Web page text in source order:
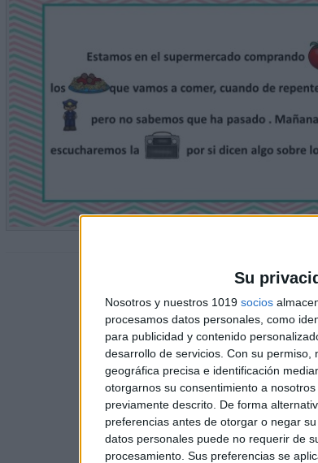
Su
Nosotros y nuestros 1019 socios
procesamos datos personales, como
para publicidad y contenido
desarrollo de servicios. Con su permiso,
geográfica precisa e identificación
otorgarnos su consentimiento a
previamente descrito. De forma
preferencias antes de otorgar o negar su
datos personales puede no requerir de
procesamiento. Sus preferencias se